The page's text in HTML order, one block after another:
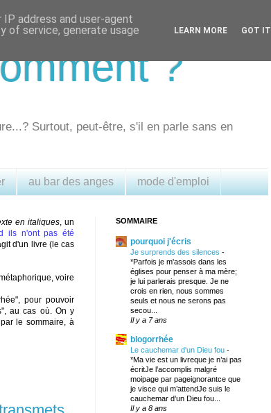
?
Surtout, peut-être, s'il en parle sans en
au bar des anges mode d'emploi
en italiques, un
ils n'ont pas été
d'un livre (le cas
voire
pour pouvoir
au cas où. On y
le sommaire, à
SOMMAIRE
pourquoi j'écris
Je surprends des silences -
*Parfois je m'assois dans les
églises pour penser à ma mère;
je lui parlerais presque. Je ne
crois en rien, nous sommes
seuls et nous ne serons pas
secou...
Il y a 7 ans
blogorrhée
Le cauchemar d'un Dieu fou -
*Ma vie est un livreque je n’ai pas
écritJe l’accomplis malgré
moipage par pageignorantce que
je visce qui m’attendJe suis le
cauchemar d’un Dieu fou...
Il y a 8 ans
address and user-agent
of service, generate usage
LEARN MORE GOT IT